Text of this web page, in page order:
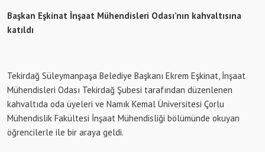
Başkan Eşkinat İnşaat Mühendisleri Odası’nın kahvaltısına
katıldı
Tekirdağ Süleymanpaşa Belediye Başkanı Ekrem Eşkinat, İnşaat
Mühendisleri Odası Tekirdağ Şubesi tarafından düzenlenen
kahvaltıda oda üyeleri ve Namık Kemal Üniversitesi Çorlu
Mühendislik Fakültesi İnşaat Mühendisliği bölümünde okuyan
öğrencilerle ile bir araya geldi.